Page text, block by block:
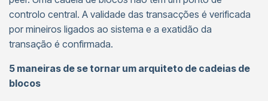
controlo central. A validade das transacções é verificada
por mineiros ligados ao sistema e a exatidão da
transação é confirmada.
5 maneiras de se tornar um arquiteto de cadeias de
blocos